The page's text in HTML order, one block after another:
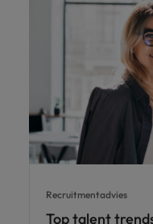
Recruitmentadvies
Top talent